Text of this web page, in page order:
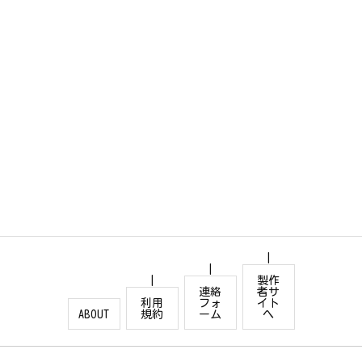
ABOUT
利用
規約
連絡
フォ
ーム
製作
者サ
イト
へ